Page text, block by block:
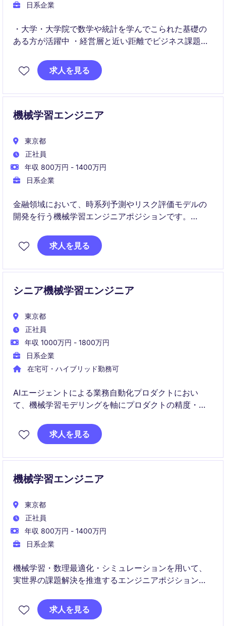
日系企業
・大学・大学院で数学や統計を学んでこられた基礎の
ある方が活躍中 ・経営層と近い距離でビジネス課題の
し、並走して課題解決を推進
求人を見る
機械学習エンジニア
東京都
正社員
年収 800万円 - 1400万円
日系企業
金融領域において、時系列予測やリスク評価モデルの
開発を行う機械学習エンジニアポジションです。
機械学習と金融工学を組み合わせ、アルゴリズム設計
から実装までを担います。
求人を見る
シニア機械学習エンジニア
東京都
正社員
年収 1000万円 - 1800万円
日系企業
在宅可・ハイブリッド勤務可
AIエージェントによる業務自動化プロダクトにおい
て、機械学習モデリングを軸にプロダクトの精度・価
LLM・Workflow・Tool連携などと組み合わせ、実業務
求人を見る
機械学習エンジニア
東京都
正社員
年収 800万円 - 1400万円
日系企業
機械学習・数理最適化・シミュレーションを用いて、
実世界の課題解決を推進するエンジニアポジションで
顧客課題の定義からアルゴリズム設計・実装・検証ま
求人を見る